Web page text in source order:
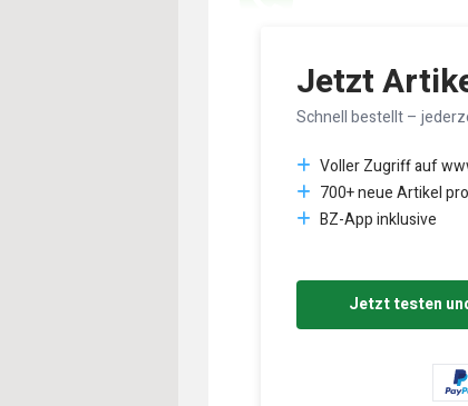
Jetzt
Schnell bestellt –
Voller Zugriff auf
700+ neue Artikel
BZ-App inklusive
Jetzt testen